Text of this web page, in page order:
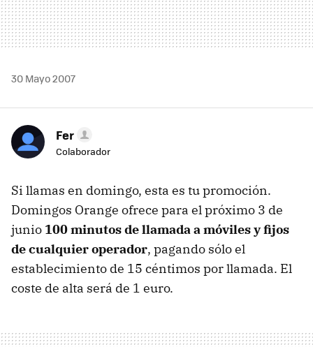
30 Mayo 2007
Fer
Colaborador
Si llamas en domingo, esta es tu promoción.
Domingos Orange ofrece para el próximo 3 de
junio 100 minutos de llamada a móviles y fijos
de cualquier operador, pagando sólo el
establecimiento de 15 céntimos por llamada. El
coste de alta será de 1 euro.